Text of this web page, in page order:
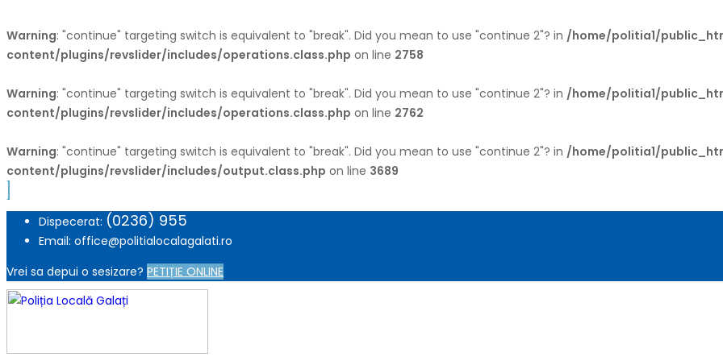
Warning: "continue" targeting switch is equivalent to "break". Did you mean to use "continue 2"? in /home/politia1/
content/plugins/revslider/includes/operations.class.php on line 2758
Warning: "continue" targeting switch is equivalent to "break". Did you mean to use "continue 2"? in /home/politia1/
content/plugins/revslider/includes/operations.class.php on line 2762
Warning: "continue" targeting switch is equivalent to "break". Did you mean to use "continue 2"? in /home/politia1/
content/plugins/revslider/includes/output.class.php on line 3689
Dispecerat: (0236) 955
Email: office@politialocalagalati.ro
Vrei sa depui o sesizare? PETIȚIE ONLINE